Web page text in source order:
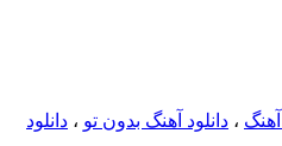
آهنگ ، دانلود آهنگ بدون تو ، دانلود